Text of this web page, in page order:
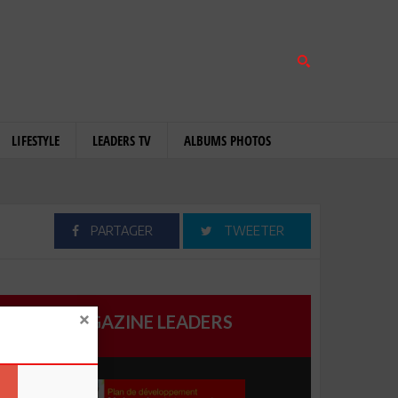
LIFESTYLE LEADERS TV ALBUMS PHOTOS
PARTAGER TWEETER
MAGAZINE LEADERS